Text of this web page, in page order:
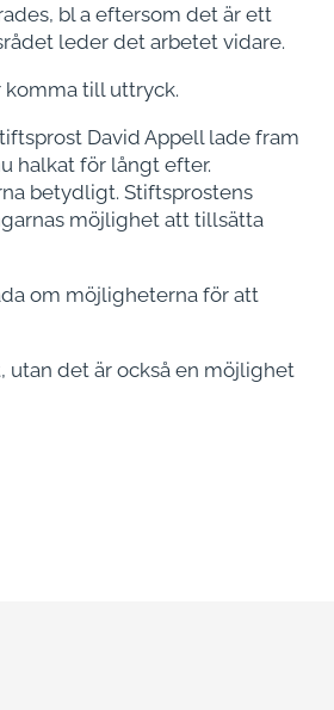
bl a eftersom det är ett
leder det arbetet vidare.
till uttryck.
David Appell lade fram
halkat för långt efter.
betydligt. Stiftsprostens
möjlighet att tillsätta
om möjligheterna för att
utan det är också en möjlighet